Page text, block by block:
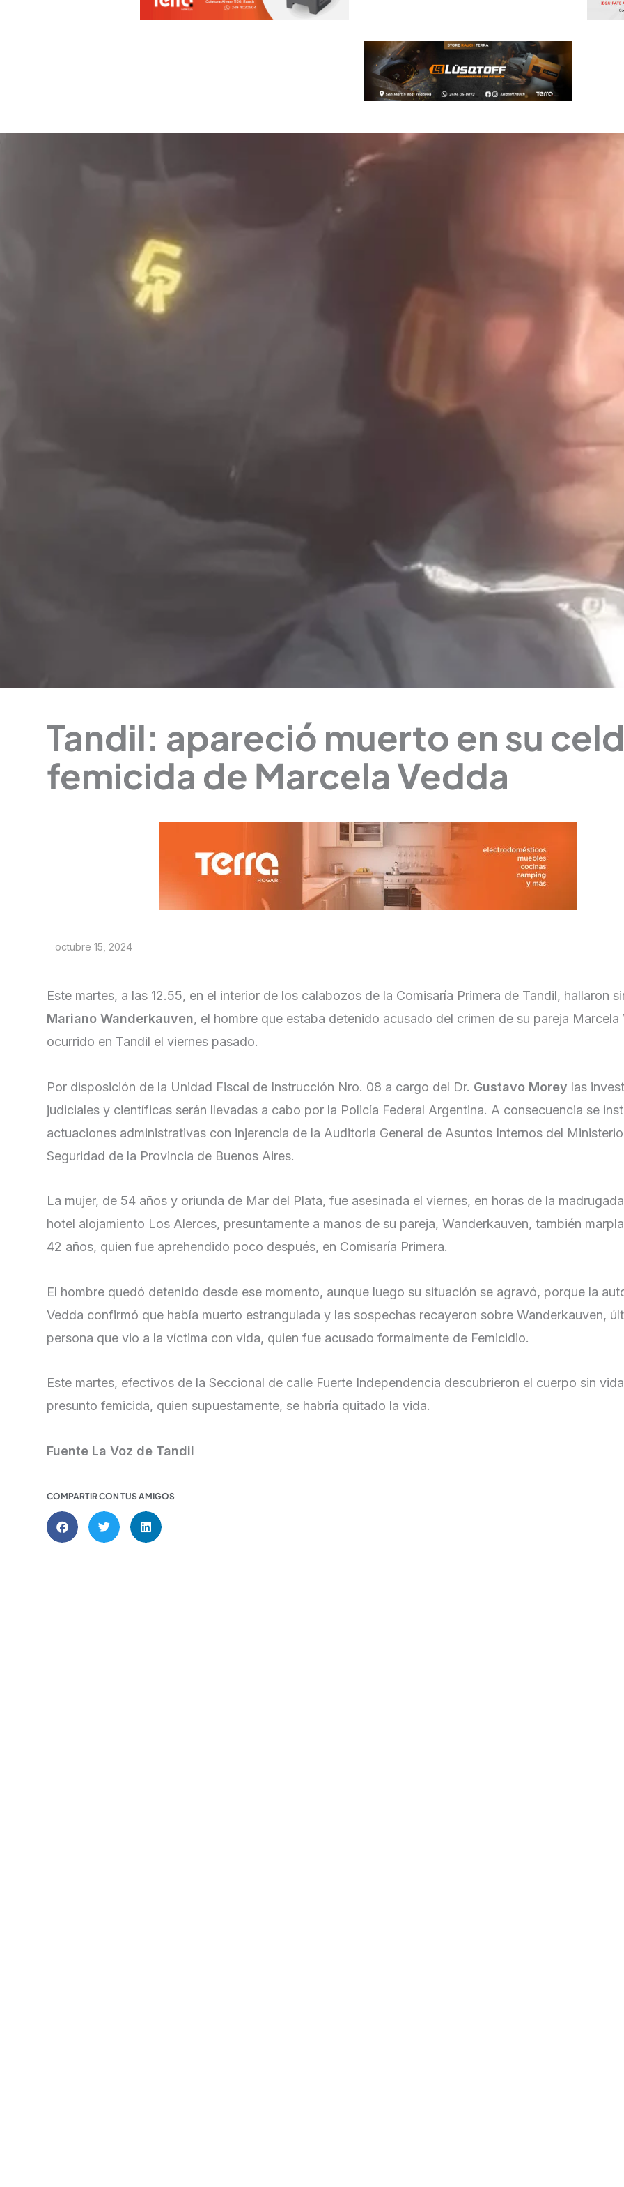
Tandil: apareció muerto en su
femicida de Marcela Vedda
octubre 15, 2024
Este martes, a las 12.55, en el interior de los calabozos de la Comisaría Primera de Tandil, hallaron
Mariano Wanderkauven, el hombre que estaba detenido acusado del crimen de su pareja Marcela
ocurrido en Tandil el viernes pasado.
Por disposición de la Unidad Fiscal de Instrucción Nro. 08 a cargo del Dr. Gustavo Morey las
judiciales y científicas serán llevadas a cabo por la Policía Federal Argentina. A consecuencia se
actuaciones administrativas con injerencia de la Auditoria General de Asuntos Internos del
Seguridad de la Provincia de Buenos Aires.
La mujer, de 54 años y oriunda de Mar del Plata, fue asesinada el viernes, en horas de la
hotel alojamiento Los Alerces, presuntamente a manos de su pareja, Wanderkauven, también
42 años, quien fue aprehendido poco después, en Comisaría Primera.
El hombre quedó detenido desde ese momento, aunque luego su situación se agravó, porque la
Vedda confirmó que había muerto estrangulada y las sospechas recayeron sobre Wanderkauven,
persona que vio a la víctima con vida, quien fue acusado formalmente de Femicidio.
Este martes, efectivos de la Seccional de calle Fuerte Independencia descubrieron el cuerpo sin
presunto femicida, quien supuestamente, se habría quitado la vida.
Fuente La Voz de Tandil
COMPARTIR CON TUS AMIGOS